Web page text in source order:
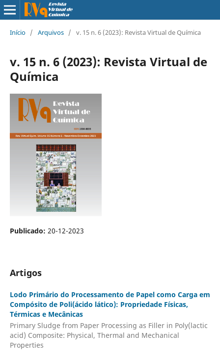
Início / Arquivos / v. 15 n. 6 (2023): Revista Virtual de Química
v. 15 n. 6 (2023): Revista Virtual de
Química
Publicado: 20-12-2023
Artigos
Lodo Primário do Processamento de Papel como Carga em
Compósito de Poli(ácido lático): Propriedade Físicas,
Térmicas e Mecânicas
Primary Sludge from Paper Processing as Filler in Poly(lactic
acid) Composite: Physical, Thermal and Mechanical
Properties